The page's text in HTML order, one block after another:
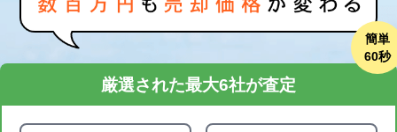
簡単
60秒
厳選された最大6社が査定